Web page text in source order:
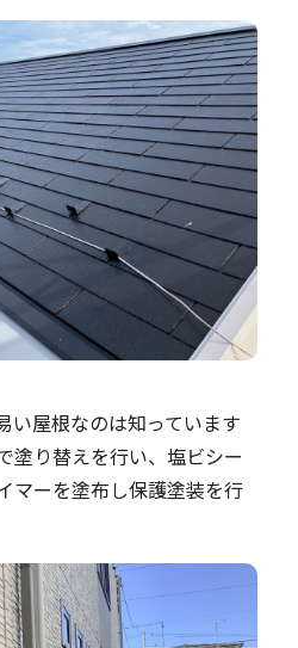
い屋根なのは知っています
塗り替えを行い、塩ビシー
マーを塗布し保護塗装を行